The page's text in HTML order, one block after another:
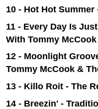
10 - Hot Hot
11 - Every Day Is
With Tommy
12 - Moonlight
Tommy McCook &
13 - Killo Roit - The
14 - Breezin' -